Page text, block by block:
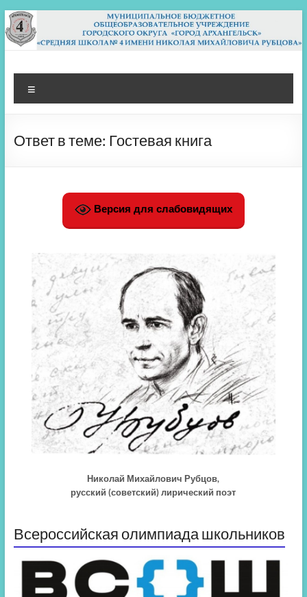
Перейти
к
содержимому
МБОУ СШ 4
Архангельск
Ответ в теме: Гостевая книга
Версия для слабовидящих
Николай Михайлович Рубцов,
русский (советский) лирический поэт
Всероссийская олимпиада школьников